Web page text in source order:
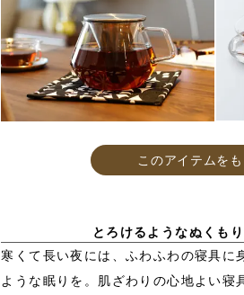
このアイテムを
とろけるようなぬくも
寒くて長い夜には、ふわふわの寝具に
ような眠りを。肌ざわりの心地よい寝